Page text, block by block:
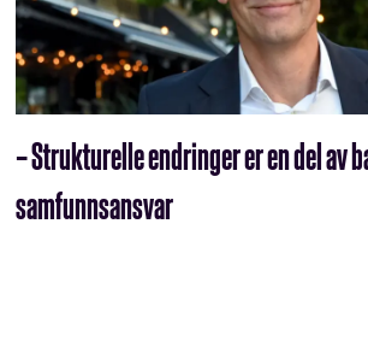
– Strukturelle endringer er en del av
samfunnsansvar